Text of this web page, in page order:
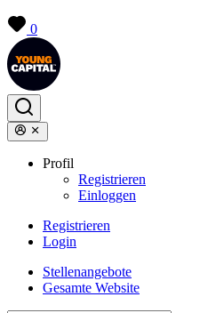
0
Profil
Registrieren
Einloggen
Registrieren
Login
Stellenangebote
Gesamte Website